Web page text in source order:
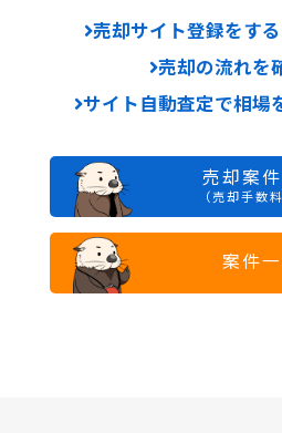
売却サイト登録をする
売却の流れを
サイト自動査定で相場
売却案
（売却手数
案件